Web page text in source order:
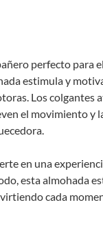
ejercer si
la Ley 1480 de
derecho de
deberá estar
para pedir su
no se pueden
vitaminas,
deportivas.
política de
perfecto para
estimula y
Los colgantes
el movimiento y
en una
esta almohada
cada